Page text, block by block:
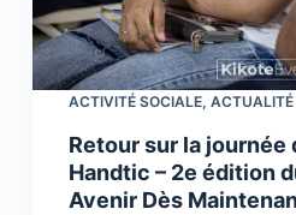
ACTIVITÉ SOCIALE, ACTUALITÉ
Retour sur la journée
Handtic – 2e édition
Avenir Dès